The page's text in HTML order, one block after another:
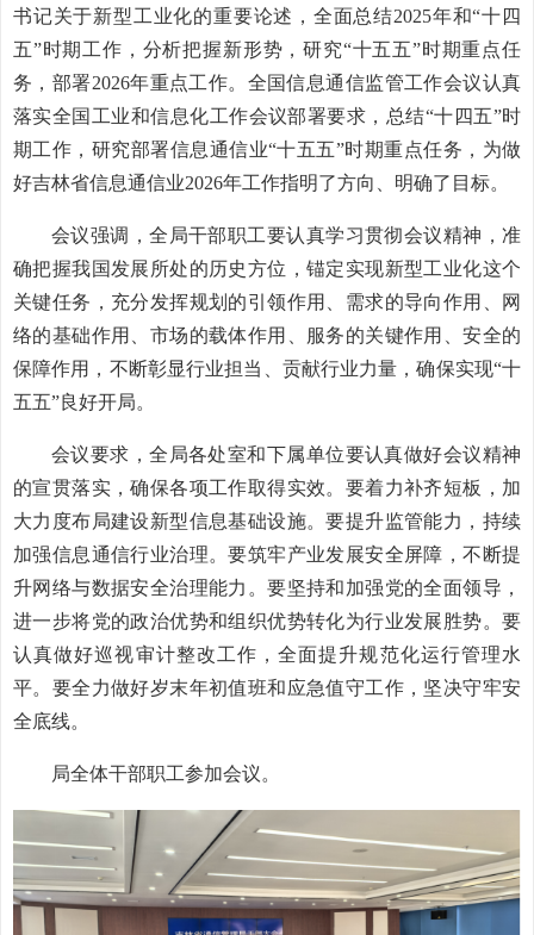
书记关于新型工业化的重要论述，全面总结2025年和“十四
五”时期工作，分析把握新形势，研究“十五五”时期重点任
务，部署2026年重点工作。全国信息通信监管工作会议认真
落实全国工业和信息化工作会议部署要求，总结“十四五”时
期工作，研究部署信息通信业“十五五”时期重点任务，为做
好吉林省信息通信业2026年工作指明了方向、明确了目标。
会议强调，全局干部职工要认真学习贯彻会议精神，准
确把握我国发展所处的历史方位，锚定实现新型工业化这个
关键任务，充分发挥规划的引领作用、需求的导向作用、网
络的基础作用、市场的载体作用、服务的关键作用、安全的
保障作用，不断彰显行业担当、贡献行业力量，确保实现“十
五五”良好开局。
会议要求，全局各处室和下属单位要认真做好会议精神
的宣贯落实，确保各项工作取得实效。要着力补齐短板，加
大力度布局建设新型信息基础设施。要提升监管能力，持续
加强信息通信行业治理。要筑牢产业发展安全屏障，不断提
升网络与数据安全治理能力。要坚持和加强党的全面领导，
进一步将党的政治优势和组织优势转化为行业发展胜势。要
认真做好巡视审计整改工作，全面提升规范化运行管理水
平。要全力做好岁末年初值班和应急值守工作，坚决守牢安
全底线。
局全体干部职工参加会议。